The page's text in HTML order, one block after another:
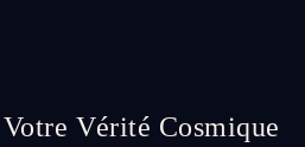
Vérité Cosmique